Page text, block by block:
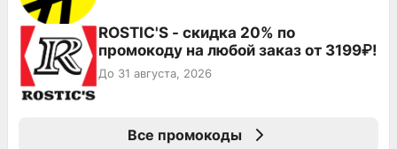
ROSTIC'S - скидка 20% по
промокоду на любой заказ от 3199₽!
До 31 августа, 2026
Все промокоды